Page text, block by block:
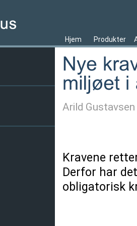
Hjem Produkter
Arild
Kravene
Derfor har
obligatorisk